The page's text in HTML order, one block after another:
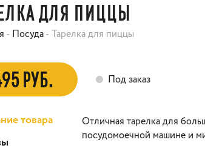
ДЛЯ ПИЦЦЫ
- Посуда- Тарелка для пиццы
РУБ. Под заказ
товара
Отличная тарелка для
посудомоечной машине и